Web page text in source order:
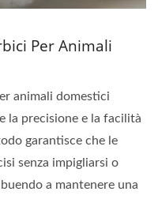
Per Animali
animali domestici
la precisione e la facilità
garantisce che le
senza impigliarsi o
a mantenere una